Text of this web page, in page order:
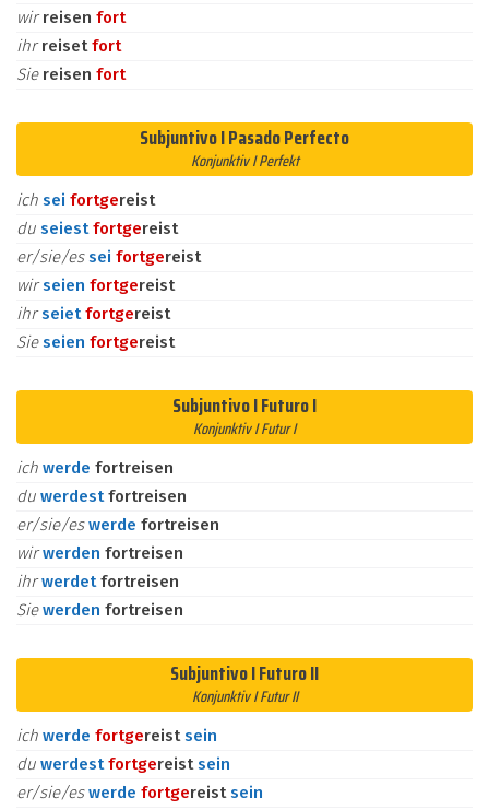
wirreisen fort
ihrreisetfort
Sie reisen fort
Subjuntivo I Pasado Perfecto
Konjunktiv I Perfekt
ich sei fortgereist
du seiestfortgereist
er/sie/essei fortgereist
wirseien fortgereist
ihrseietfortgereist
Sieseien fortgereist
Subjuntivo I Futuro I
Konjunktiv I Futur I
ich werde fortreisen
du werdestfortreisen
er/sie/eswerde fortreisen
wirwerden fortreisen
ihrwerdetfortreisen
Siewerden fortreisen
Subjuntivo I Futuro II
Konjunktiv I Futur II
ich werde fortgereistsein
du werdestfortgereistsein
er/sie/eswerde fortgereistsein